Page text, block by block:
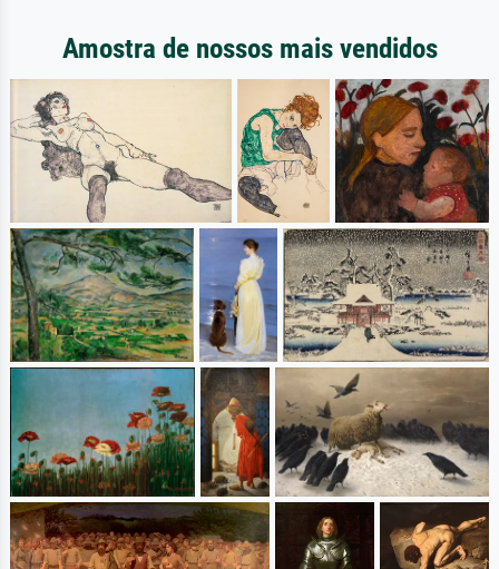
Amostra de nossos mais vendidos